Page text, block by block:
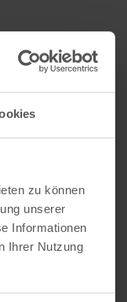
zu können
unserer
Informationen
Ihrer Nutzung